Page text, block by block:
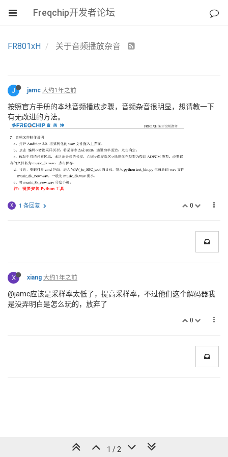
Freqchip开发者论坛
FR801xH 关于音频播放杂音
J jamc 大约1年之前
按照官方手册的本地音频播放步骤，音频杂音很明显，想请教一下
有无改进的方法。
0
X 1 条回复
X xiang 大约1年之前
@jamc应该是采样率太低了，提高采样率，不过他们这个解码器我
是没弄明白是怎么玩的，放弃了
0
1 / 2